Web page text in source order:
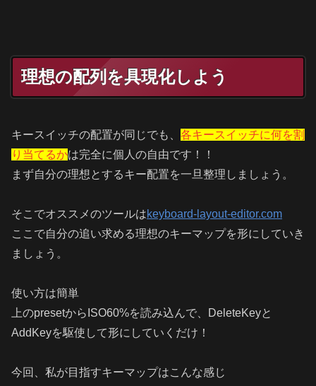
理想の配列を具現化しよう
キースイッチの配置が同じでも、 各キースイッチに何を割
り当てるかは完全に個人の自由です！！
まず自分の理想とするキー配置を一旦整理しましょう。
そこでオススメのツールはkeyboard-layout-editor.com
ここで自分の追い求める理想のキーマップを形にしていき
ましょう。
使い方は簡単
上のpresetからISO60%を読み込んで、DeleteKeyと
AddKeyを駆使して形にしていくだけ！
今回、私が目指すキーマップはこんな感じ